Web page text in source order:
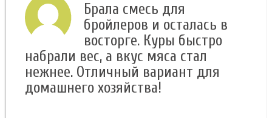
Брала смесь для
бройлеров и осталась в
восторге. Куры быстро
набрали вес, а вкус мяса стал
нежнее. Отличный вариант для
домашнего хозяйства!